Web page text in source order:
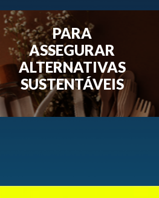
PARA
ASSEGURAR
ALTERNATIVAS
SUSTENTÁVEIS